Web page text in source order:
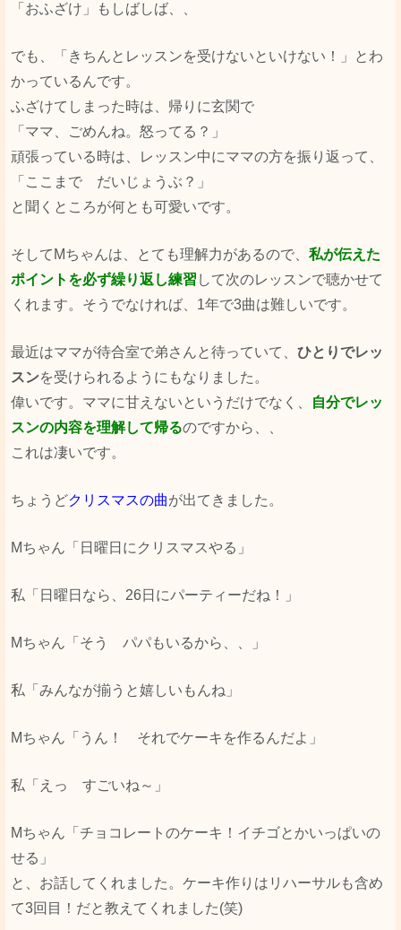
「おふざけ」もしばしば、、
でも、「きちんとレッスンを受けないといけない！」とわ
かっているんです。
ふざけてしまった時は、帰りに玄関で
「ママ、ごめんね。怒ってる？」
頑張っている時は、レッスン中にママの方を振り返って、
「ここまで だいじょうぶ？」
と聞くところが何とも可愛いです。
そしてМちゃんは、とても理解力があるので、 私が伝えた
ポイントを必ず繰り返し練習 して次のレッスンで聴かせて
くれます。そうでなければ、1年で3曲は難しいです。
最近はママが待合室で弟さんと待っていて、 ひとりでレッ
スンを受けられるようにもなりました。
偉いです。ママに甘えないというだけでなく、
自分でレッ
スンの内容を理解して帰るのですから、、
これは凄いです。
ちょうどクリスマスの曲が出てきました。
Мちゃん「日曜日にクリスマスやる」
私「日曜日なら、26日にパーティーだね！」
Мちゃん「そう パパもいるから、、」
私「みんなが揃うと嬉しいもんね」
Мちゃん「うん！ それでケーキを作るんだよ」
私「えっ すごいね～」
Мちゃん「チョコレートのケーキ！イチゴとかいっぱいの
せる」
と、お話してくれました。ケーキ作りはリハーサルも含め
て3回目！だと教えてくれました(笑)